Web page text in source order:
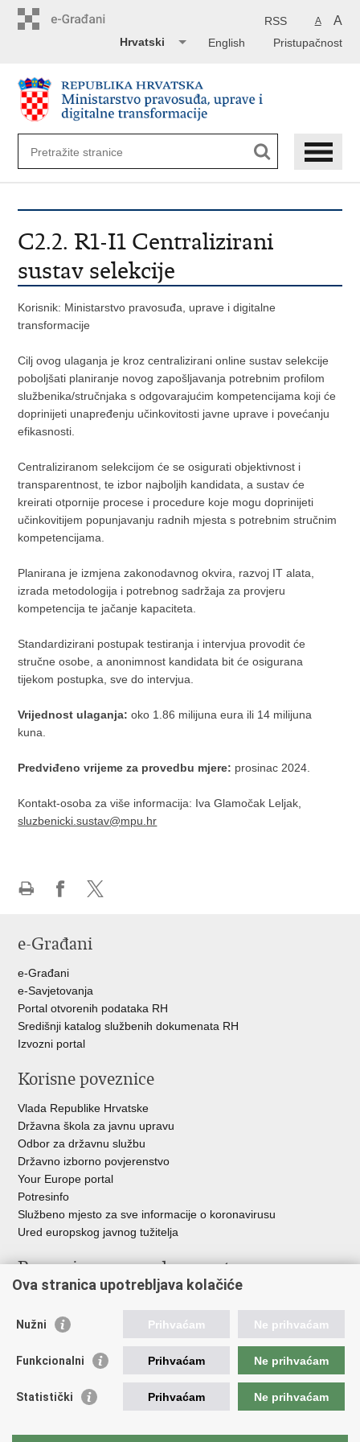
A A
RSS
Pristupačnost
English
Hrvatski
C2.2. R1-I1 Centralizirani
sustav selekcije
Korisnik: Ministarstvo pravosuđa, uprave i digitalne
transformacije
Cilj ovog ulaganja je kroz centralizirani online sustav selekcije
poboljšati planiranje novog zapošljavanja potrebnim profilom
službenika/stručnjaka s odgovarajućim kompetencijama koji će
doprinijeti unapređenju učinkovitosti javne uprave i povećanju
efikasnosti.
Centraliziranom selekcijom će se osigurati objektivnost i
transparentnost, te izbor najboljih kandidata, a sustav će
kreirati otpornije procese i procedure koje mogu doprinijeti
učinkovitijem popunjavanju radnih mjesta s potrebnim stručnim
kompetencijama.
Planirana je izmjena zakonodavnog okvira, razvoj IT alata,
izrada metodologija i potrebnog sadržaja za provjeru
kompetencija te jačanje kapaciteta.
Standardizirani postupak testiranja i intervjua provodit će
stručne osobe, a anonimnost kandidata bit će osigurana
tijekom postupka, sve do intervjua.
Vrijednost ulaganja: oko 1.86 milijuna eura ili 14 milijuna
kuna.
Predviđeno vrijeme za provedbu mjere: prosinac 2024.
Kontakt-osoba za više informacija: Iva Glamočak Leljak,
sluzbenicki.sustav@mpu.hr
FacebookuTwitteru
e-Građani
e-Građani
e-Savjetovanja
Portal otvorenih podataka RH
Središnji katalog službenih dokumenata RH
Izvozni portal
Korisne poveznice
Vlada Republike Hrvatske
Državna škola za javnu upravu
Odbor za državnu službu
Državno izborno povjerenstvo
Your Europe portal
Potresinfo
Službeno mjesto za sve informacije o koronavirusu
Ured europskog javnog tužitelja
Poveznice pravosudnog sustava
Državno odvjetništvo
Ured za suzbijanje korupcije i organiziranog kriminaliteta
Državnoodvjetničko vijeće
Hrvatska odvjetnička komora
Europski pravosudni portal
Ova stranica upotrebljava kolačiće
Nužni Prihvaćam Ne prihvaćam
Funkcionalni Prihvaćam Ne prihvaćam
Statistički Prihvaćam Ne prihvaćam